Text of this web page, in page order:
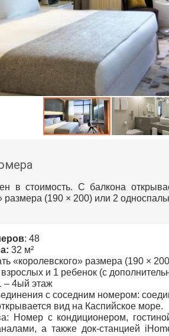
в стоимость. С балкона
размера (190 × 200) или 2
: 48
32 м²
«королевского» размера (190 ×
взрослых и 1 ребенок (с
– 4ый этаж
с соседним номером:
вид на Каспийское море.
Номер с кондиционером,
а также док-станцией